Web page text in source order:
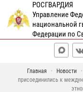
РОСГВАРДИЯ
Управление
национальной
Федерации по
Главная Новости
присоединились к